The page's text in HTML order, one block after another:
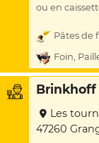
ou en
Pâtes de
Foin,
Brinkhoff
Les
47260